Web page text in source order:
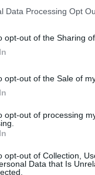
Data Processing Opt
opt-out of the Sharing
opt-out of the Sale of
opt-out of processing
opt-out of Collection,
Data that Is
aan
liet zien — bijna
duidelijk contrast
blijven.